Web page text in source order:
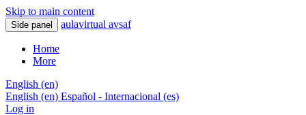
Skip to main content
Side panel aulavirtual avsaf
Home
More
English ‎(en)‎
English ‎(en)‎ Español - Internacional ‎(es)‎
Log in